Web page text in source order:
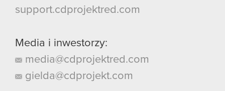
support.cdprojektred.com
Media i inwestorzy:
media@cdprojektred.com
gielda@cdprojekt.com